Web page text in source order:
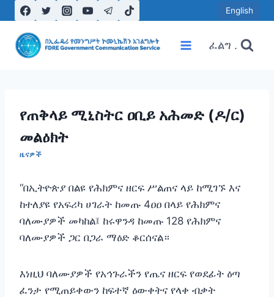
to
content
English
ፈልግ .
የጠቅላይ ሚኒስትር ዐቢይ አሕመድ (ዶ/ር)
መልዕክት
ዜናዎች
“በኢትዮጵያ በልዩ የሕክምና ዘርፍ ሥልጠና ላይ ከሚገኙ እና
ከተለያዩ የአፍሪካ ሀገራት ከመጡ 4ዐዐ በላይ የሕክምና
ባለሙያዎች መካከል፤ ከሩዋንዳ ከመጡ 128 የሕክምና
ባለሙያዎች ጋር በጋራ ማዕድ ቆርሰናል።
‎እነዚህ ባለሙያዎች የአኅጉራችን የጤና ዘርፍ የወደፊት ዕጣ
ፈንታ የሚጠይቀውን ከፍተኛ ዕውቀትና የላቀ ብቃት